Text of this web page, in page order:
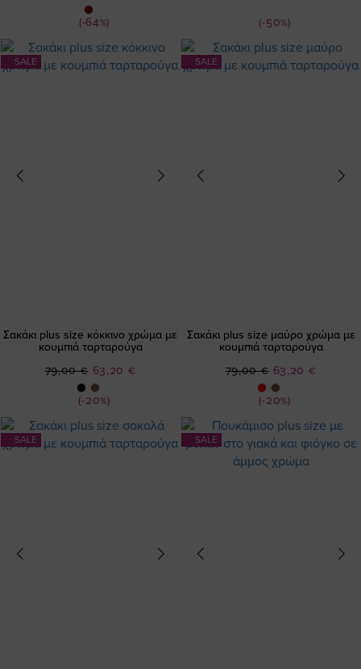
(-64%)
Τιμή
(-50%)
SALE
Σακάκι plus size κόκκινο χρώμα με
κουμπιά ταρταρούγα
(-20%)
Ειδική
Τιμή
63,20 €
79,00 €
SALE
Σακάκι plus size μαύρο χρώμα με
κουμπιά ταρταρούγα
(-20%)
Ειδική
Τιμή
63,20 €
79,00 €
SALE SALE